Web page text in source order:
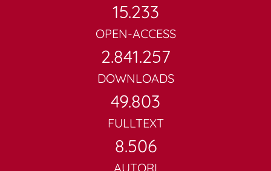
15.233
OPEN-ACCESS
2.841.257
DOWNLOADS
49.803
FULLTEXT
8.506
AUTORI